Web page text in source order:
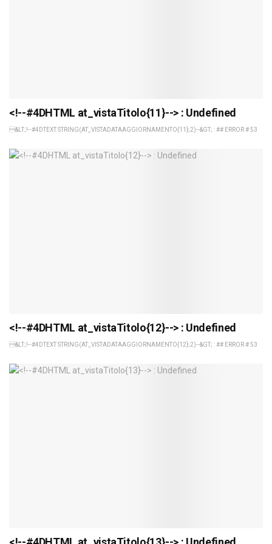
<!--#4DHTML at_vistaTitolo{11}--> : Undefined
&LT;!--#4DTEXT STRING(AT_VISTADATAAGGIORNAMENTO{11};2)--&GT; : ## ERROR # 53
<!--#4DHTML at_vistaTitolo{12}--> : Undefined
&LT;!--#4DTEXT STRING(AT_VISTADATAAGGIORNAMENTO{12};2)--&GT; : ## ERROR # 53